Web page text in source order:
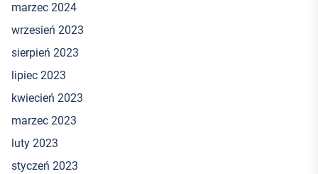
marzec 2024
wrzesień 2023
sierpień 2023
lipiec 2023
kwiecień 2023
marzec 2023
luty 2023
styczeń 2023